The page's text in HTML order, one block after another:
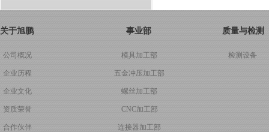
关于旭鹏
公司概况
企业历程
企业文化
资质荣誉
合作伙伴
事业部
模具加工部
五金冲压加工部
螺丝加工部
CNC加工部
连接器加工部
质量与检测
检测设备